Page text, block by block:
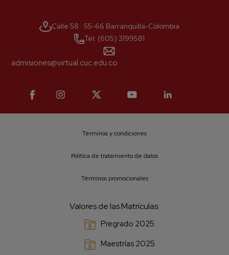
Calle 58 · 55-66 Barranquilla-Colombia
Tel: (605) 3199581
admisiones@virtual.cuc.edu.co
Términos y condiciones
Política de tratamiento de datos
Términos promocionales
Valores de las Matrículas:
Pregrado 2025
Maestrías 2025